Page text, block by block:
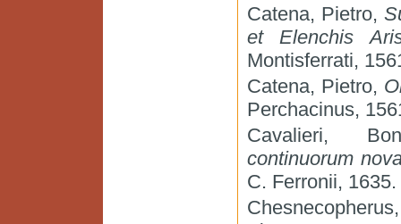
Catena, Pietro,
et Elenchis
Montisferrati,
Catena, Pietro,
Perchacinus,
Cavalieri,
continuorum
C. Ferronii, 1635.